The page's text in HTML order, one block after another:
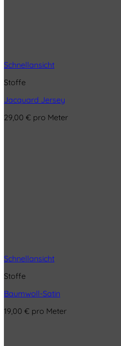
Schnellansicht
Stoffe
Jacquard Jersey
29,00 € pro Meter
Schnellansicht
Stoffe
Baumwoll-Satin
19,00 € pro Meter